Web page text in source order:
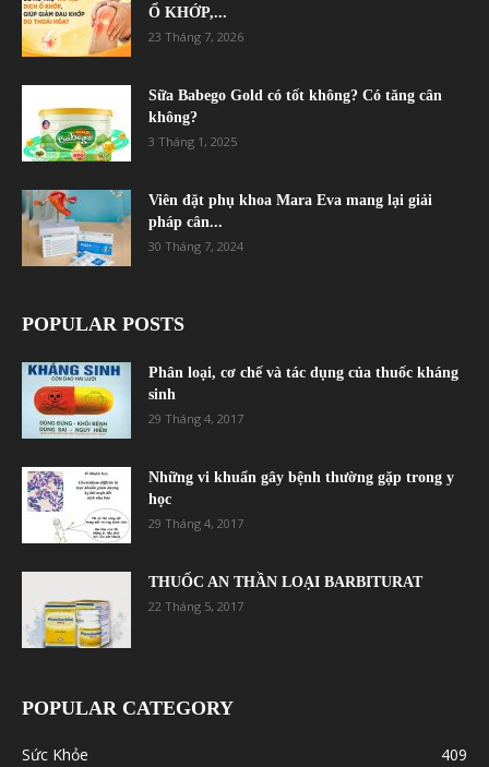
Ổ KHỚP,...
23 Tháng 7, 2026
Sữa Babego Gold có tốt không? Có tăng cân
không?
3 Tháng 1, 2025
Viên đặt phụ khoa Mara Eva mang lại giải
pháp cân...
30 Tháng 7, 2024
POPULAR POSTS
Phân loại, cơ chế và tác dụng của thuốc kháng
sinh
29 Tháng 4, 2017
Những vi khuẩn gây bệnh thường gặp trong y
học
29 Tháng 4, 2017
THUỐC AN THẦN LOẠI BARBITURAT
22 Tháng 5, 2017
POPULAR CATEGORY
Sức Khỏe
409